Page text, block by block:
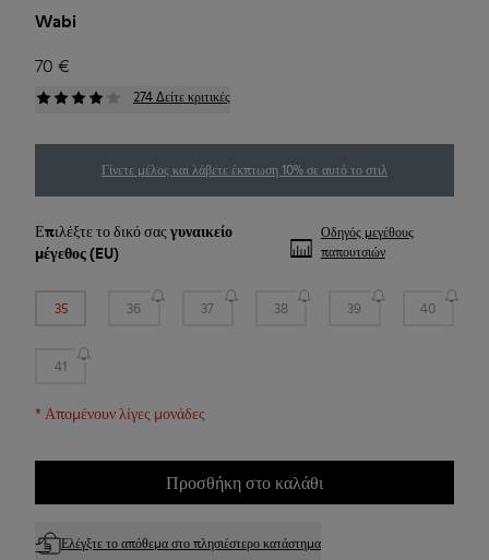
Wabi
70 €
274 Δείτε κριτικές
Γίνετε μέλος και λάβετε έκπτωση 10% σε αυτό το στιλ
Επιλέξτε το δικό σας γυναικείο
μέγεθος(EU)
Οδηγός μεγέθους
παπουτσιών
35 36 37 38 39 40
41
*Απομένουν λίγες μονάδες
Προσθήκη στο καλάθι
Ελέγξτε το απόθεμα στο πλησιέστερο κατάστημα